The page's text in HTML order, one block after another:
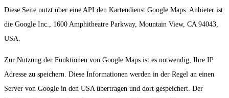
Diese Seite nutzt über eine API den Kartendienst Google Maps. Anbieter ist
die Google Inc., 1600 Amphitheatre Parkway, Mountain View, CA 94043,
USA.
Zur Nutzung der Funktionen von Google Maps ist es notwendig, Ihre IP
Adresse zu speichern. Diese Informationen werden in der Regel an einen
Server von Google in den USA übertragen und dort gespeichert. Der